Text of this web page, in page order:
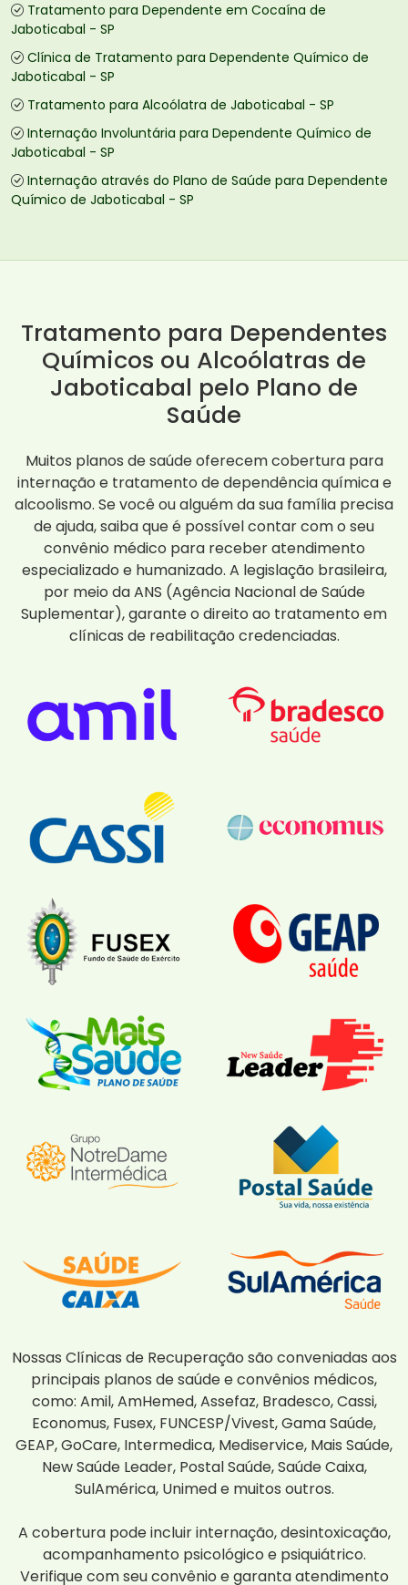
Tratamento para Dependente em Cocaína de
Jaboticabal - SP
Clínica de Tratamento para Dependente Químico de
Jaboticabal - SP
Tratamento para Alcoólatra de Jaboticabal - SP
Internação Involuntária para Dependente Químico de
Jaboticabal - SP
Internação através do Plano de Saúde para Dependente
Químico de Jaboticabal - SP
Tratamento para Dependentes
Químicos ou Alcoólatras de
Jaboticabal pelo Plano de
Saúde
Muitos planos de saúde oferecem cobertura para
internação e tratamento de dependência química e
alcoolismo. Se você ou alguém da sua família precisa
de ajuda, saiba que é possível contar com o seu
convênio médico para receber atendimento
especializado e humanizado. A legislação brasileira,
por meio da ANS (Agência Nacional de Saúde
Suplementar), garante o direito ao tratamento em
clínicas de reabilitação credenciadas.
Nossas Clínicas de Recuperação são conveniadas aos
principais planos de saúde e convênios médicos,
como: Amil, AmHemed, Assefaz, Bradesco, Cassi,
Economus, Fusex, FUNCESP/Vivest, Gama Saúde,
GEAP, GoCare, Intermedica, Mediservice, Mais Saúde,
New Saúde Leader, Postal Saúde, Saúde Caixa,
SulAmérica, Unimed e muitos outros.
A cobertura pode incluir internação, desintoxicação,
acompanhamento psicológico e psiquiátrico.
Verifique com seu convênio e garanta atendimento